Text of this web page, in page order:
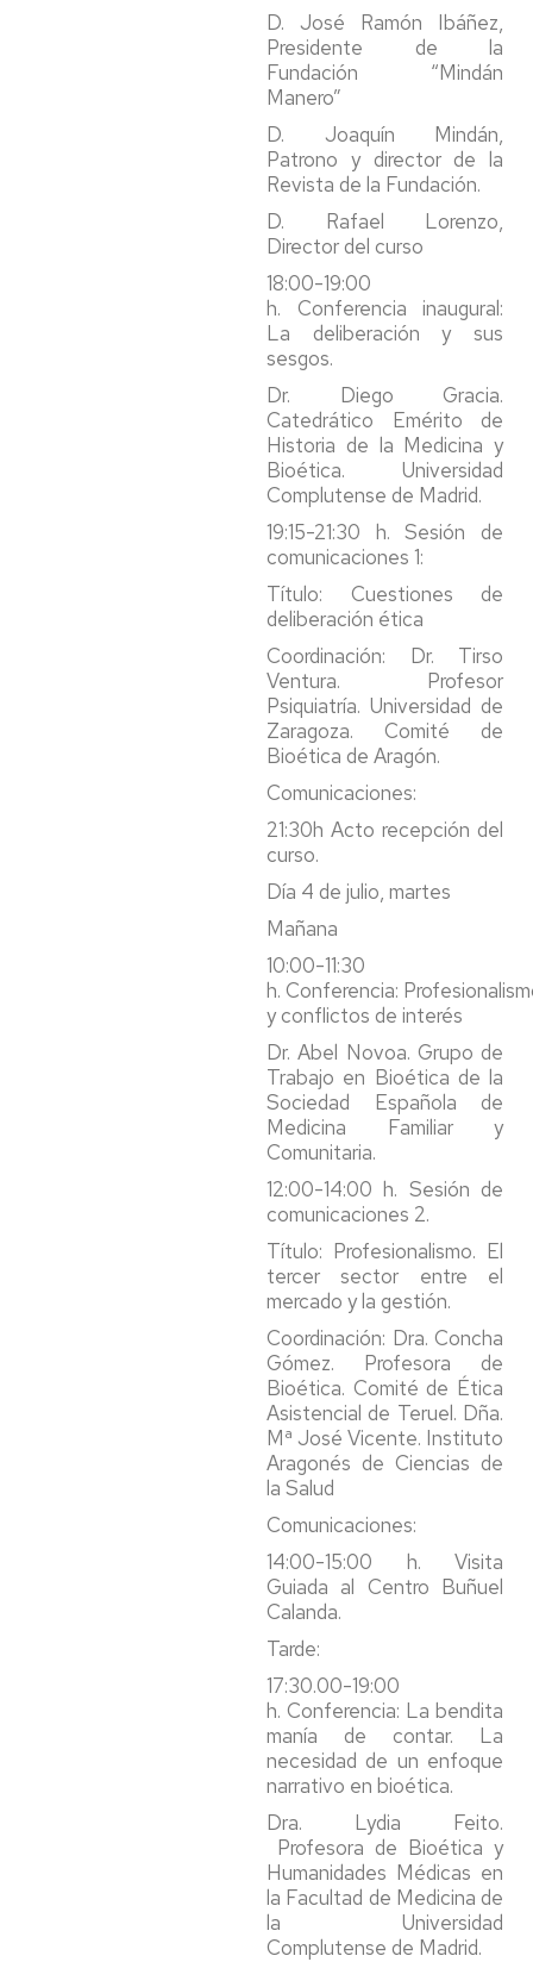
D. José Ramón Ibáñez,
Presidente de la
Fundación “Mindán
Manero”
D. Joaquín Mindán,
Patrono y director de la
Revista de la Fundación.
D. Rafael Lorenzo,
Director del curso
18:00-19:00
h. Conferencia inaugural:
La deliberación y sus
sesgos.
Dr. Diego Gracia.
Catedrático Emérito de
Historia de la Medicina y
Bioética. Universidad
Complutense de Madrid.
19:15-21:30 h. Sesión de
comunicaciones 1:
Título: Cuestiones de
deliberación ética
Coordinación: Dr. Tirso
Ventura. Profesor
Psiquiatría. Universidad de
Zaragoza. Comité de
Bioética de Aragón.
Comunicaciones:
21:30h Acto recepción del
curso.
Día 4 de julio, martes
Mañana
10:00-11:30
h. Conferencia:
y conflictos de interés
Dr. Abel Novoa. Grupo de
Trabajo en Bioética de la
Sociedad Española de
Medicina Familiar y
Comunitaria.
12:00-14:00 h. Sesión de
comunicaciones 2.
Título: Profesionalismo. El
tercer sector entre el
mercado y la gestión.
Coordinación: Dra. Concha
Gómez. Profesora de
Bioética. Comité de Ética
Asistencial de Teruel. Dña.
Mª José Vicente. Instituto
Aragonés de Ciencias de
la Salud
Comunicaciones:
14:00-15:00 h. Visita
Guiada al Centro Buñuel
Calanda.
Tarde:
17:30.00-19:00
h. Conferencia: La bendita
manía de contar. La
necesidad de un enfoque
narrativo en bioética.
Dra. Lydia Feito.
Profesora de Bioética y
Humanidades Médicas en
la Facultad de Medicina de
la Universidad
Complutense de Madrid.